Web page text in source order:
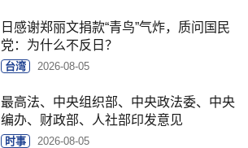
日感谢郑丽文捐款“青鸟”气炸，质问国民
党：为什么不反日？
台湾 2026-08-05
最高法、中央组织部、中央政法委、中央
编办、财政部、人社部印发意见
时事 2026-08-05